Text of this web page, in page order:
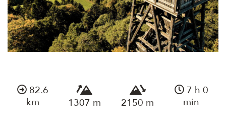
82.6
km
1307 m 2150 m
7 h 0
min